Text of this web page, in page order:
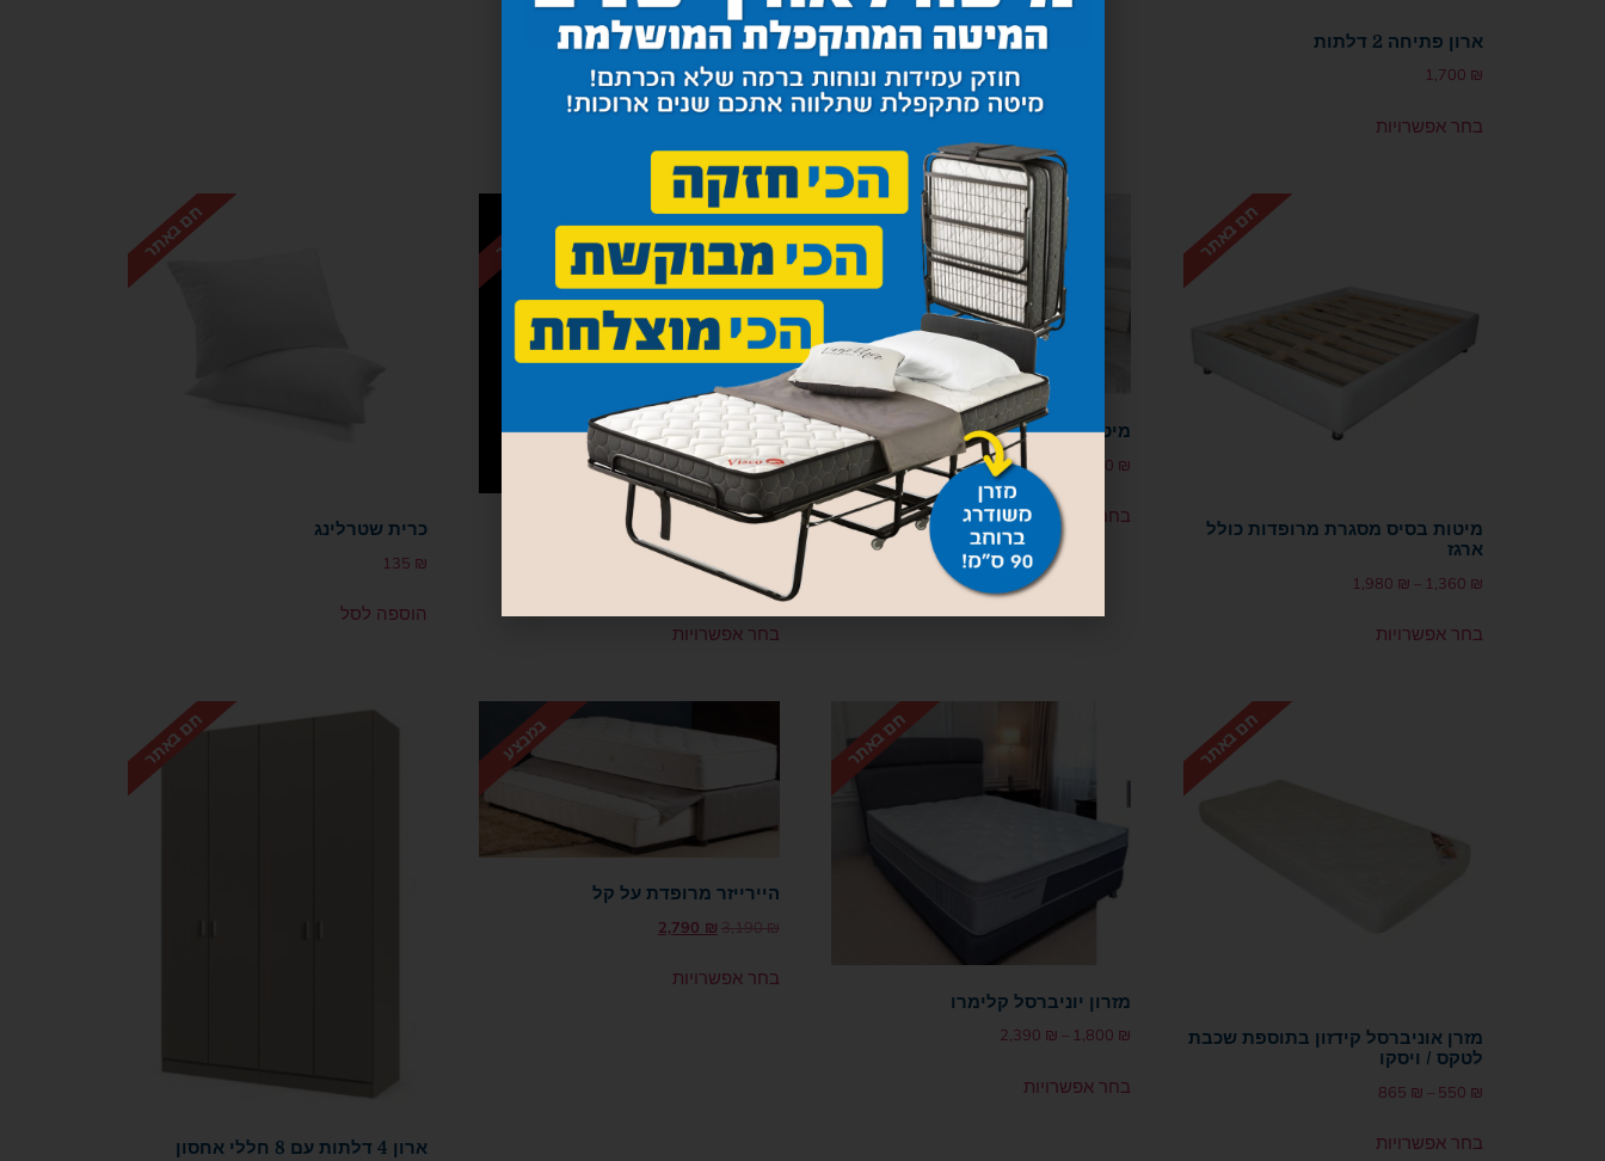
ארון פתיחה 2 דלתות
1,700 ₪
בחר אפשרויות
מיטות בסיס מסגרת מרופדות כולל
ארגז
1,360 ₪
–
1,980 ₪
בחר אפשרויות
מיטות בסיס מרופדות עם ראש
1,150 ₪
3,040
בחר אפשרויות
מזרון יוניברסל מגה פולימרים
1,700
–
בחר אפשרויות
כרית שטרלינג
135 ₪
הוספה לסל
מזרן אוניברסל קידזון בתוספת שכבת
לטקס / ויסקו
550 ₪
–
865 ₪
בחר אפשרויות
מזרון יוניברסל קלימרו
1,800 ₪
–
2,390 ₪
בחר אפשרויות
היירייזר מרופדת על קל
3,190₪
2,790 ₪
בחר אפשרויות
ארון 4 דלתות עם 8 חללי אחסון